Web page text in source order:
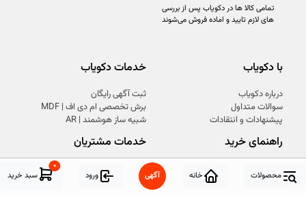
تمامی کالا ها در دکویاب پس از بررسی
های لازم تایید و اماده فروش می‌شوند
با دکویاب
درباره دکویاب
سوالات متداول
پیشنهادات و انتقادات
خدمات دکویاب
ثبت آگهی رایگان
برش تخصصی ام دی اف | MDF
شبیه ساز هوشمند | AR
راهنمای خرید
شیوه های پرداخت
خدمات مشتریان
روش های مرجوعی کالا
شرایط استفاده
محصولات خانه آگهی ورود
۰
سبد خرید